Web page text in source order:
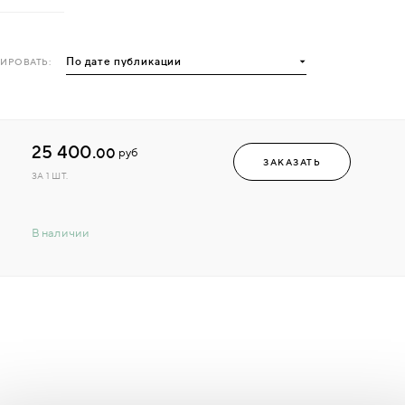
В наличии
25 400.00 руб
ЗА 1 ШТ.
ЗАКАЗАТЬ